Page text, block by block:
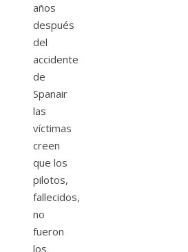
años
después
del
accidente
de
Spanair
las
víctimas
creen
que los
pilotos,
fallecidos,
no
fueron
los